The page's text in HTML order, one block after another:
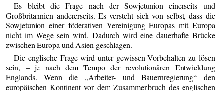
Es bleibt die Frage nach der Sowjetunion einerseits und
Großbritannien andererseits. Es versteht sich von selbst, dass die
Sowjetunion einer föderativen Vereinigung Europas mit Europa
nicht im Wege sein wird. Dadurch wird eine dauerhafte Brücke
zwischen Europa und Asien geschlagen.
Die englische Frage wird unter gewissen Vorbehalten zu lösen
sein, – je nach dem Tempo der revolutionären Entwicklung
Englands. Wenn die „Arbeiter- und Bauernregierung“ den
europäischen Kontinent vor dem Zusammenbruch des englischen